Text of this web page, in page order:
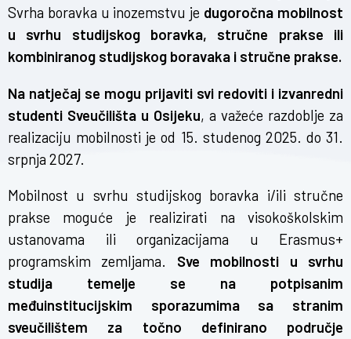
Svrha boravka u inozemstvu je dugoročna mobilnost
u svrhu studijskog boravka, stručne prakse ili
kombiniranog studijskog boravaka i stručne prakse.
Na natječaj se mogu prijaviti svi redoviti i izvanredni
studenti Sveučilišta u Osijeku, a važeće razdoblje za
realizaciju mobilnosti je od 15. studenog 2025. do 31.
srpnja 2027.
Mobilnost u svrhu studijskog boravka i/ili stručne
prakse moguće je realizirati na visokoškolskim
ustanovama ili organizacijama u Erasmus+
programskim zemljama. Sve mobilnosti u svrhu
studija temelje se na potpisanim
međuinstitucijskim sporazumima sa stranim
sveučilištem za točno definirano područje